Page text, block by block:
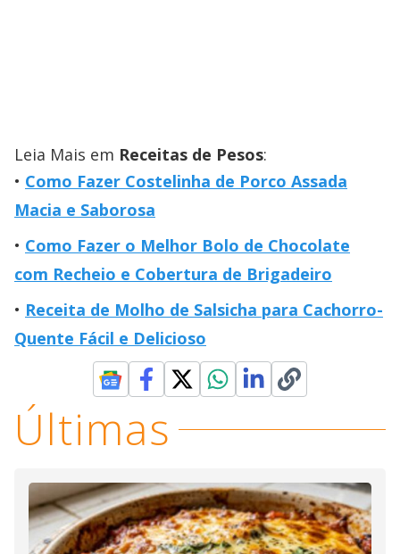
Leia Mais em Receitas de Pesos:
Como Fazer Costelinha de Porco Assada
Macia e Saborosa
Como Fazer o Melhor Bolo de Chocolate
com Recheio e Cobertura de Brigadeiro
Receita de Molho de Salsicha para Cachorro-
Quente Fácil e Delicioso
Últimas